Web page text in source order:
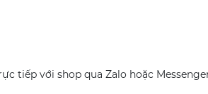
tiếp với shop qua Zalo hoặc